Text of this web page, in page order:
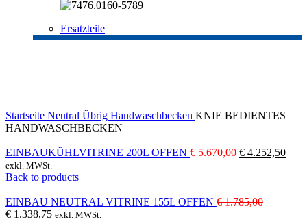
Ersatzteile
Startseite Neutral Übrig Handwaschbecken KNIE BEDIENTES
HANDWASCHBECKEN
EINBAUKÜHLVITRINE 200L OFFEN €5.670,00 Ursprünglicher
€ 4.252,50
exkl. MWSt.
Back to products
EINBAU NEUTRAL VITRINE 155L OFFEN €1.785,00
€ 1.338,75Aktueller
exkl. MWSt.